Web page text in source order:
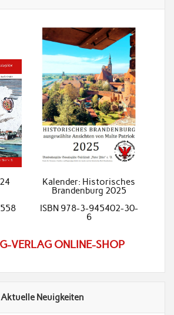
Kalender: Historisches
Brandenburg 2025
ISBN 978-3-945402-30-
6
VERLAG ONLINE-SHOP
Aktuelle Neuigkeiten